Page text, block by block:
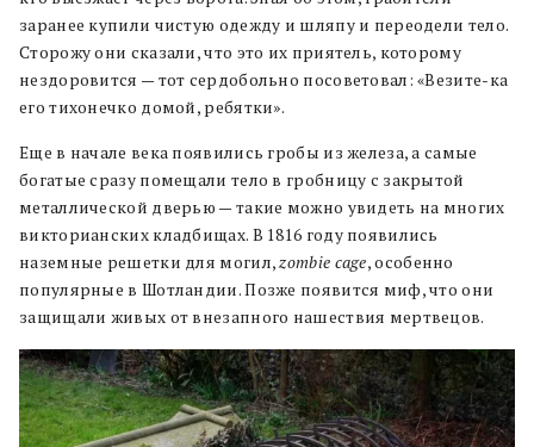
заранее купили чистую одежду и шляпу и переодели тело.
Сторожу они сказали, что это их приятель, которому
нездоровится — тот сердобольно посоветовал: «Везите-ка
его тихонечко домой, ребятки».
Еще в начале века появились гробы из железа, а самые
богатые сразу помещали тело в гробницу с закрытой
металлической дверью — такие можно увидеть на многих
викторианских кладбищах. В 1816 году появились
наземные решетки для могил,zombie cage, особенно
популярные в Шотландии. Позже появится миф, что они
защищали живых от внезапного нашествия мертвецов.